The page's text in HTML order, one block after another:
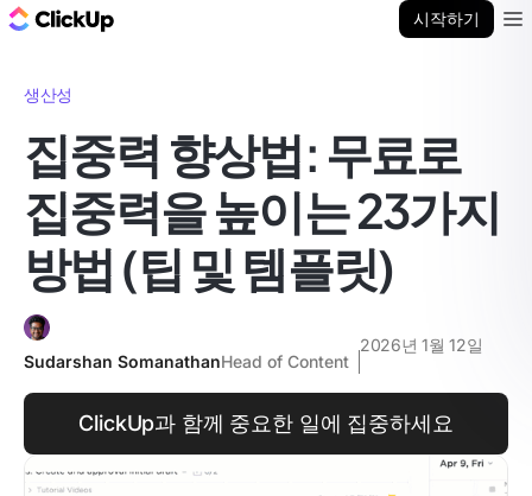
시작하기
생산성
집중력 향상법: 무료로
집중력을 높이는 23가지
방법 (팁 및 템플릿)
Sudarshan SomanathanHead of Content
2026년 1월 12일
ClickUp과 함께 중요한 일에 집중하세요